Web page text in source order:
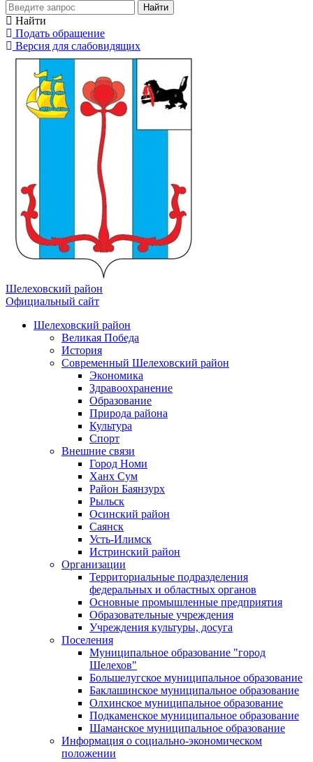
Найти
Найти
Подать обращение
Версия для слабовидящих
Шелеховский район
Официальный сайт
Шелеховский район
Великая Победа
История
Современный Шелеховский район
Экономика
Здравоохранение
Образование
Природа района
Культура
Спорт
Внешние связи
Город Номи
Ханх Сум
Район Баянзурх
Рыльск
Осинский район
Саянск
Усть-Илимск
Истринский район
Организации
Территориальные подразделения
федеральных и областных органов
Основные промышленные предприятия
Образовательные учреждения
Учреждения культуры, досуга
Поселения
Муниципальное образование "город
Шелехов"
Большелугское муниципальное образование
Баклашинское муниципальное образование
Олхинское муниципальное образование
Подкаменское муниципальное образование
Шаманское муниципальное образование
Информация о социально-экономическом
положении